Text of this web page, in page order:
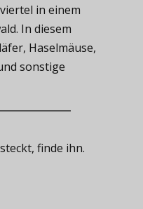
in einem
In diesem
Haselmäuse,
sonstige
finde ihn.